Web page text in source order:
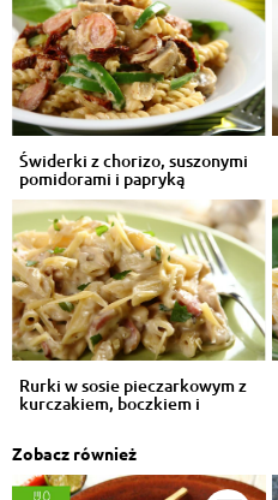
Świderki z chorizo, suszonymi
pomidorami i papryką
Rurki w sosie pieczarkowym z
kurczakiem, boczkiem i
Zobacz również